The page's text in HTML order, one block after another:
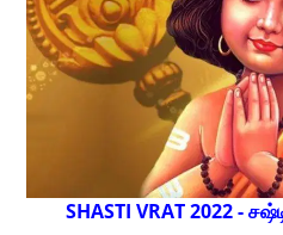
SHASTI VRAT 2022 -